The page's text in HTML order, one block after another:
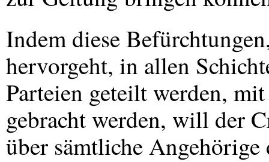
Indem diese
hervorgeht, in allen
Parteien geteilt werden,
gebracht werden, will der
über sämtliche